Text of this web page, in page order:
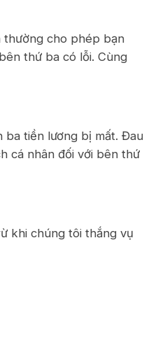
thường cho phép bạn
thứ ba có lỗi. Cùng
ba tiền lương bị mất. Đau
cá nhân đối với bên thứ
khi chúng tôi thắng vụ